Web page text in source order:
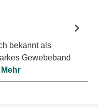
bekannt als
Gewebeband
Mehr